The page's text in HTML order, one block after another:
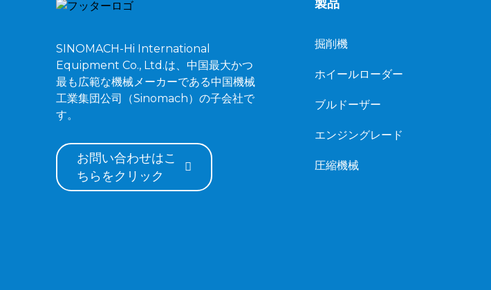
ZG520 クローラー式油圧
ショベル
SINOMACH-Hi International
Equipment Co., Ltd.は、中国最大かつ
最も広範な機械メーカーである中国機械
工業集団公司（Sinomach）の子会社で
す。
お問い合わせはこ
ちらをクリック
製品
掘削機
ホイールローダー
ブルドーザー
エンジングレード
圧縮機械